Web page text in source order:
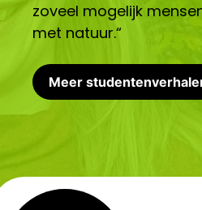
zoveel mogelijk
met natuur.“
Meer